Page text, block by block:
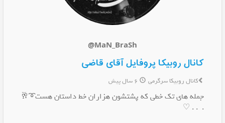
@MaN_BraSh
کانال روبیکا پروفایل آقای قاضی‌
کانال روبیکا سرگرمی
جمله های تک خطی که پشتشون هزاران خط داستان هست➰🥂
. ‌ . . ♡